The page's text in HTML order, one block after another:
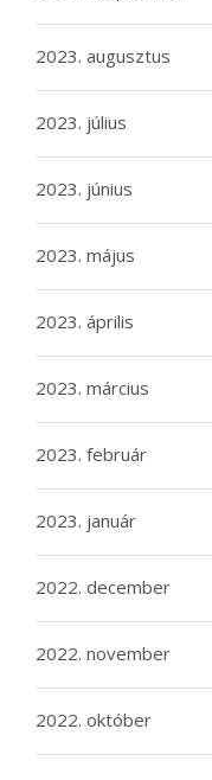
2023. augusztus
2023. július
2023. június
2023. május
2023. április
2023. március
2023. február
2023. január
2022. december
2022. november
2022. október